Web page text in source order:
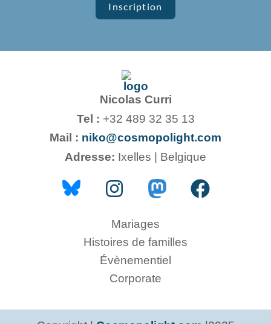
Inscription
Nicolas Curri
Tel : +32 489 32 35 13
Mail : niko@cosmopolight.com
Adresse: Ixelles | Belgique
Mariages
Histoires de familles
Évènementiel
Corporate